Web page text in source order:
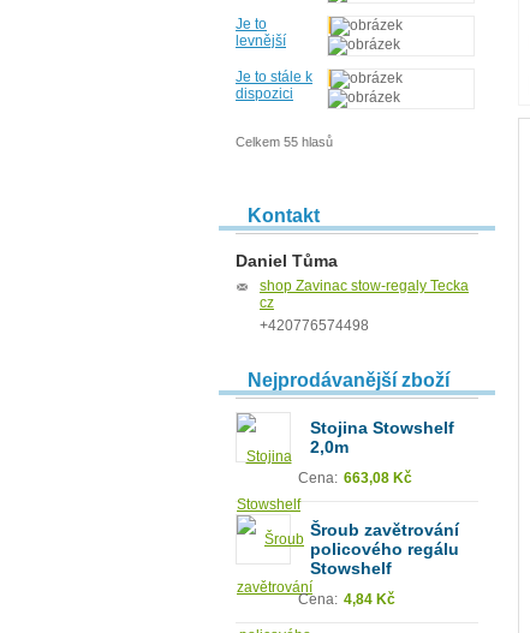
Je to
levnější
Je to stále k
dispozici
Celkem 55 hlasů
Kontakt
Daniel Tůma
shop Zavinac stow-regaly Tecka
cz
+420776574498
Nejprodávanější zboží
Stojina Stowshelf
2,0m
Cena: 663,08 Kč
Šroub zavětrování
policového regálu
Stowshelf
Cena: 4,84 Kč